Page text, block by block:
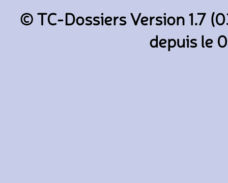
© TC-Dossiers Version 1.7
depuis le